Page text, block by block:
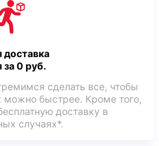
доставка
за 0 руб.
сделать все, чтобы
можно быстрее. Кроме того,
доставку в
случаях*.